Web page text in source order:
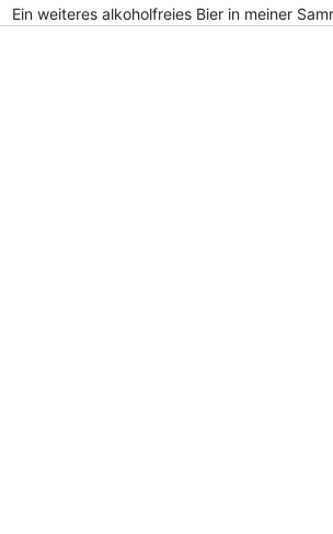
Ein weiteres alkoholfreies Bier in meiner